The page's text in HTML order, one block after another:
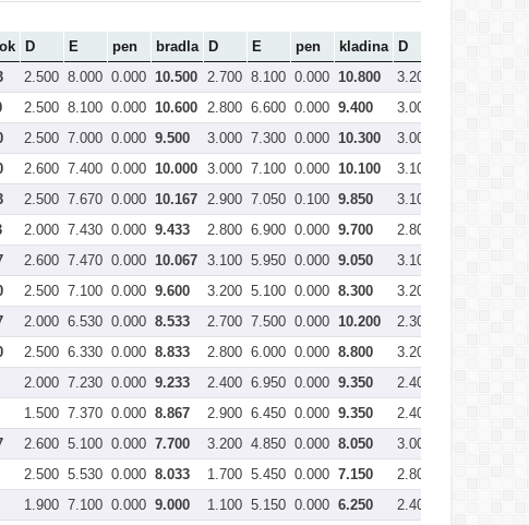
D E pen bradla D E pen kladina D
2.500 8.000 0.000 10.500 2.700 8.100 0.000 10.800 3.200
2.500 8.100 0.000 10.600 2.800 6.600 0.000 9.400 3.000
2.500 7.000 0.000 9.500 3.000 7.300 0.000 10.300 3.000
2.600 7.400 0.000 10.000 3.000 7.100 0.000 10.100 3.100
2.500 7.670 0.000 10.167 2.900 7.050 0.100 9.850 3.100
2.000 7.430 0.000 9.433 2.800 6.900 0.000 9.700 2.800
2.600 7.470 0.000 10.067 3.100 5.950 0.000 9.050 3.100
2.500 7.100 0.000 9.600 3.200 5.100 0.000 8.300 3.200
2.000 6.530 0.000 8.533 2.700 7.500 0.000 10.200 2.300
2.500 6.330 0.000 8.833 2.800 6.000 0.000 8.800 3.200
2.000 7.230 0.000 9.233 2.400 6.950 0.000 9.350 2.400
1.500 7.370 0.000 8.867 2.900 6.450 0.000 9.350 2.400
2.600 5.100 0.000 7.700 3.200 4.850 0.000 8.050 3.000
2.500 5.530 0.000 8.033 1.700 5.450 0.000 7.150 2.800
1.900 7.100 0.000 9.000 1.100 5.150 0.000 6.250 2.400